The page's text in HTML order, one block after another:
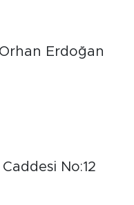
Erdoğan
No:12